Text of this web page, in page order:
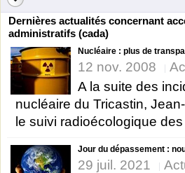
Dernières actualités concernant
administratifs (cada)
Nucléaire : plus de
12 nov. 2008
A la suite des
nucléaire du Tricastin,
le suivi radioécologique
Jour du dépassement :
29 juil. 2021